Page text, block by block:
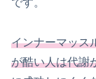
です。
インナーマッス
が酷い人は代謝